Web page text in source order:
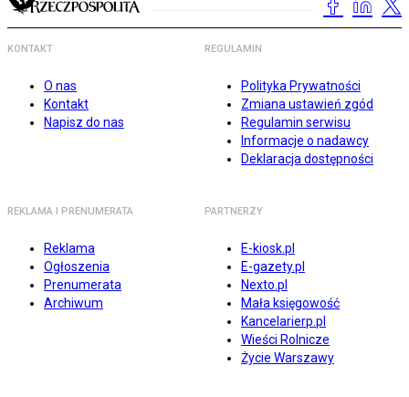
KONTAKT
O nas
Kontakt
Napisz do nas
REGULAMIN
Polityka Prywatności
Zmiana ustawień zgód
Regulamin serwisu
Informacje o nadawcy
Deklaracja dostępności
REKLAMA I PRENUMERATA
Reklama
Ogłoszenia
Prenumerata
Archiwum
PARTNERZY
E-kiosk.pl
E-gazety.pl
Nexto.pl
Mała księgowość
Kancelarierp.pl
Wieści Rolnicze
Życie Warszawy